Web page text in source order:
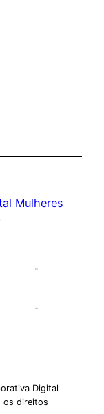
Mulheres
Digital
os direitos